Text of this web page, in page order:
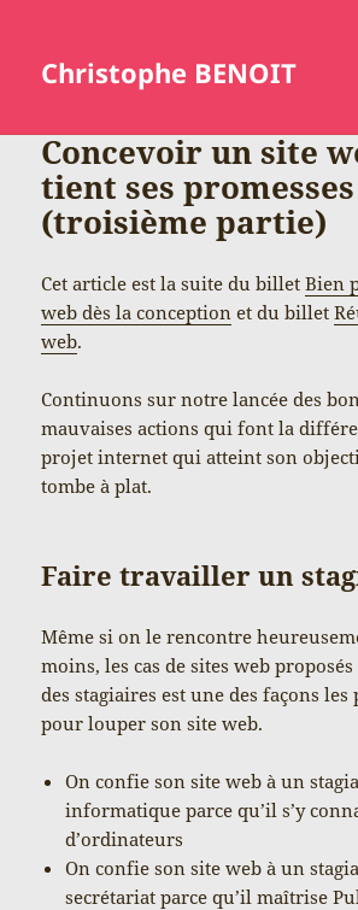
Christophe BENOIT
Concevoir un site
tient ses promesses
(troisième partie)
Cet article est la suite du billetBien
web dès la conception et du billet
web.
Continuons sur notre lancée des
mauvaises actions qui font la
projet internet qui atteint son
tombe à plat.
Faire travailler un
Même si on le rencontre
moins, les cas de sites web
des stagiaires est une des façons les
pour louper son site web.
On confie son site web à un
informatique parce qu’il s’y
d’ordinateurs
On confie son site web à un
secrétariat parce qu’il maîtrise